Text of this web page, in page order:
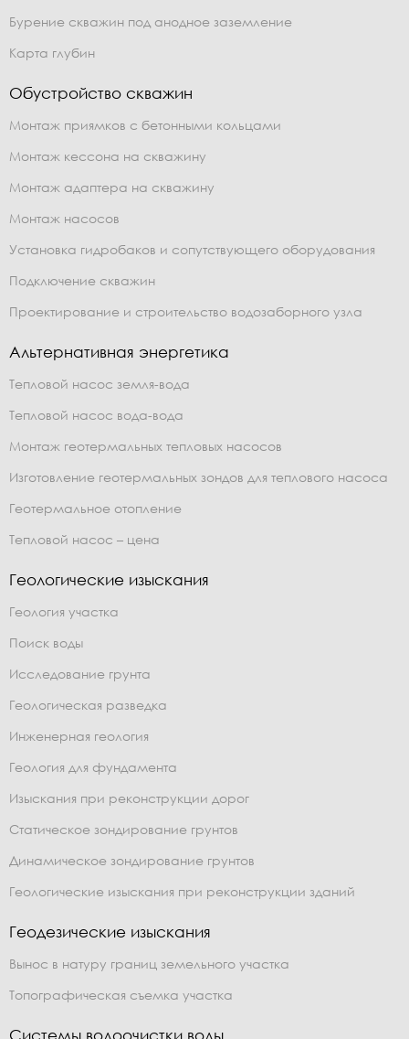
Бурение скважин под анодное заземление
Карта глубин
Обустройство скважин
Монтаж приямков с бетонными кольцами
Монтаж кессона на скважину
Монтаж адаптера на скважину
Монтаж насосов
Установка гидробаков и сопутствующего оборудования
Подключение скважин
Проектирование и строительство водозаборного узла
Альтернативная энергетика
Тепловой насос земля-вода
Тепловой насос вода-вода
Монтаж геотермальных тепловых насосов
Изготовление геотермальных зондов для теплового насоса
Геотермальное отопление
Тепловой насос – цена
Геологические изыскания
Геология участка
Поиск воды
Исследование грунта
Геологическая разведка
Инженерная геология
Геология для фундамента
Изыскания при реконструкции дорог
Статическое зондирование грунтов
Динамическое зондирование грунтов
Геологические изыскания при реконструкции зданий
Геодезические изыскания
Вынос в натуру границ земельного участка
Топографическая съемка участка